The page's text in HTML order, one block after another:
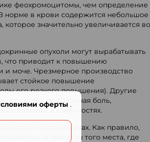
феохромоцитомы, чем определение
в крови содержится небольшое
значительно увеличивается во
опухоли могут вырабатывать
что приводит к повышению
и моче. Чрезмерное производство
стойкое повышение
его резкого повышения). Другие
на организм: головная боль,
в конечностях.
в надпочечниках. Как правило,
за пределы того места, где
оферты .